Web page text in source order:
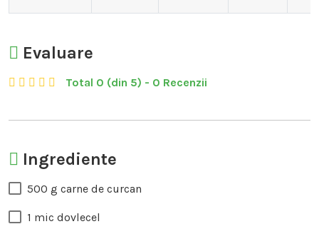
Evaluare
Total 0 (din 5) - 0 Recenzii
Ingrediente
500 g carne de curcan
1 mic dovlecel